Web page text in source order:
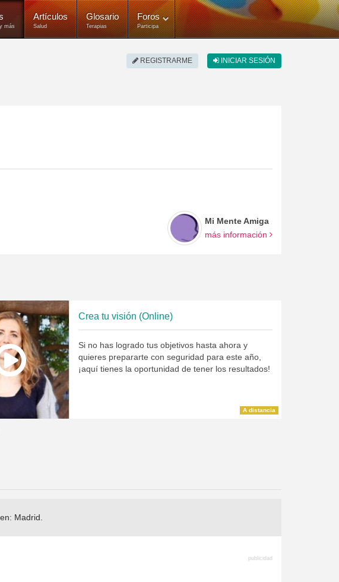
más
Artículos
Salud
Glosario
Terapias
Foros
Participa
REGISTRARME INICIAR SESIÓN
Mi Mente Amiga
más información
Crea tu visión (Online)
Si no has logrado tus objetivos hasta ahora y
quieres prepararte con seguridad para este año,
¡aquí tienes la oportunidad de tener los resultados!
A distancia
Madrid